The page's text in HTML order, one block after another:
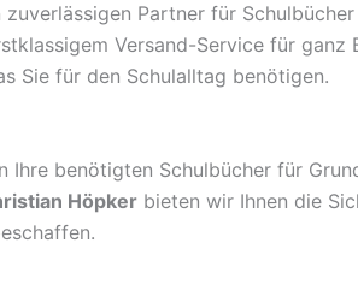
zuverlässigen Partner für
Versand-Service für
Sie für den Schulalltag benötigen.
Ihre benötigten Schulbücher für
Höpker bieten wir Ihnen die